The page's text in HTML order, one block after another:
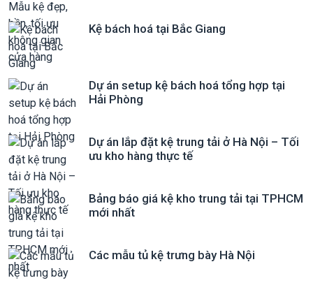
Kệ bách hoá tại Bắc Giang
Dự án setup kệ bách hoá tổng hợp tại
Hải Phòng
Dự án lắp đặt kệ trung tải ở Hà Nội – Tối
ưu kho hàng thực tế
Bảng báo giá kệ kho trung tải tại TPHCM
mới nhất
Các mẫu tủ kệ trưng bày Hà Nội